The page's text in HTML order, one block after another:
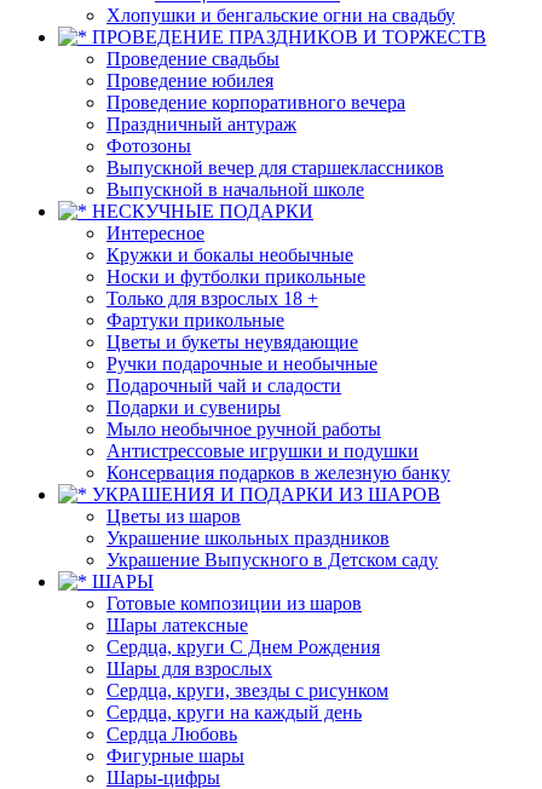
Хлопушки и бенгальские огни на свадьбу
ПРОВЕДЕНИЕ ПРАЗДНИКОВ И ТОРЖЕСТВ
Проведение свадьбы
Проведение юбилея
Проведение корпоративного вечера
Праздничный антураж
Фотозоны
Выпускной вечер для старшеклассников
Выпускной в начальной школе
НЕСКУЧНЫЕ ПОДАРКИ
Интересное
Кружки и бокалы необычные
Носки и футболки прикольные
Только для взрослых 18 +
Фартуки прикольные
Цветы и букеты неувядающие
Ручки подарочные и необычные
Подарочный чай и сладости
Подарки и сувениры
Мыло необычное ручной работы
Антистрессовые игрушки и подушки
Консервация подарков в железную банку
УКРАШЕНИЯ И ПОДАРКИ ИЗ ШАРОВ
Цветы из шаров
Украшение школьных праздников
Украшение Выпускного в Детском саду
ШАРЫ
Готовые композиции из шаров
Шары латексные
Сердца, круги С Днем Рождения
Шары для взрослых
Сердца, круги, звезды с рисунком
Сердца, круги на каждый день
Сердца Любовь
Фигурные шары
Шары-цифры